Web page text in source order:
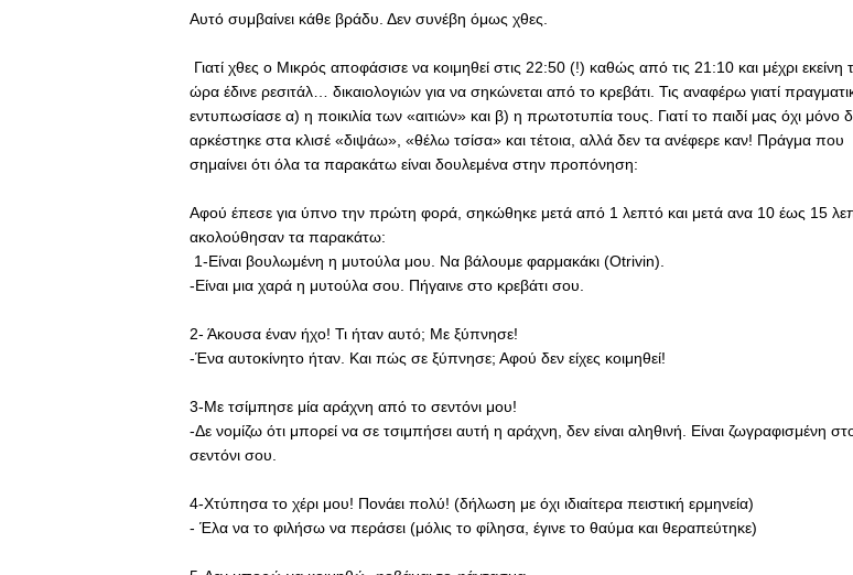
Αυτό συμβαίνει κάθε βράδυ. Δεν συνέβη όμως χθες.
Γιατί χθες ο Μικρός αποφάσισε να κοιμηθεί στις 22:50 (!) καθώς από τις 21:10 και μέχρι εκείνη
ώρα έδινε ρεσιτάλ… δικαιολογιών για να σηκώνεται από το κρεβάτι. Τις αναφέρω γιατί
εντυπωσίασε α) η ποικιλία των «αιτιών» και β) η πρωτοτυπία τους. Γιατί το παιδί μας όχι μόνο
αρκέστηκε στα κλισέ «διψάω», «θέλω τσίσα» και τέτοια, αλλά δεν τα ανέφερε καν! Πράγμα που
σημαίνει ότι όλα τα παρακάτω είναι δουλεμένα στην προπόνηση:
Αφού έπεσε για ύπνο την πρώτη φορά, σηκώθηκε μετά από 1 λεπτό και μετά ανα 10 έως 15
ακολούθησαν τα παρακάτω:
1-Είναι βουλωμένη η μυτούλα μου. Να βάλουμε φαρμακάκι (Otrivin).
-Είναι μια χαρά η μυτούλα σου. Πήγαινε στο κρεβάτι σου.
2- Άκουσα έναν ήχο! Τι ήταν αυτό; Με ξύπνησε!
-Ένα αυτοκίνητο ήταν. Και πώς σε ξύπνησε; Αφού δεν είχες κοιμηθεί!
3-Με τσίμπησε μία αράχνη από το σεντόνι μου!
-Δε νομίζω ότι μπορεί να σε τσιμπήσει αυτή η αράχνη, δεν είναι αληθινή. Είναι ζωγραφισμένη
σεντόνι σου.
4-Χτύπησα το χέρι μου! Πονάει πολύ! (δήλωση με όχι ιδιαίτερα πειστική ερμηνεία)
- Έλα να το φιλήσω να περάσει (μόλις το φίλησα, έγινε το θαύμα και θεραπεύτηκε)